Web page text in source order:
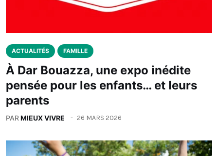
ACTUALITÉS FAMILLE
À Dar Bouazza, une expo inédite
pensée pour les enfants… et leurs
parents
PARMIEUX VIVRE 26 MARS 2026